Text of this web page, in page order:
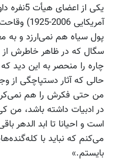
یکی از
آمریکایی
پول سیاه هم نمی‌ارزد و به
سگال که در ظاهر خاطرش
چاره را منحصر به این دید
حالی که آثار دستپاچگی از
من حتی فکرش را هم
در ادبیات داشته باشد،
است و احیانا تا ابد الدهر
می‌کنم که نباید با
بایستم.»